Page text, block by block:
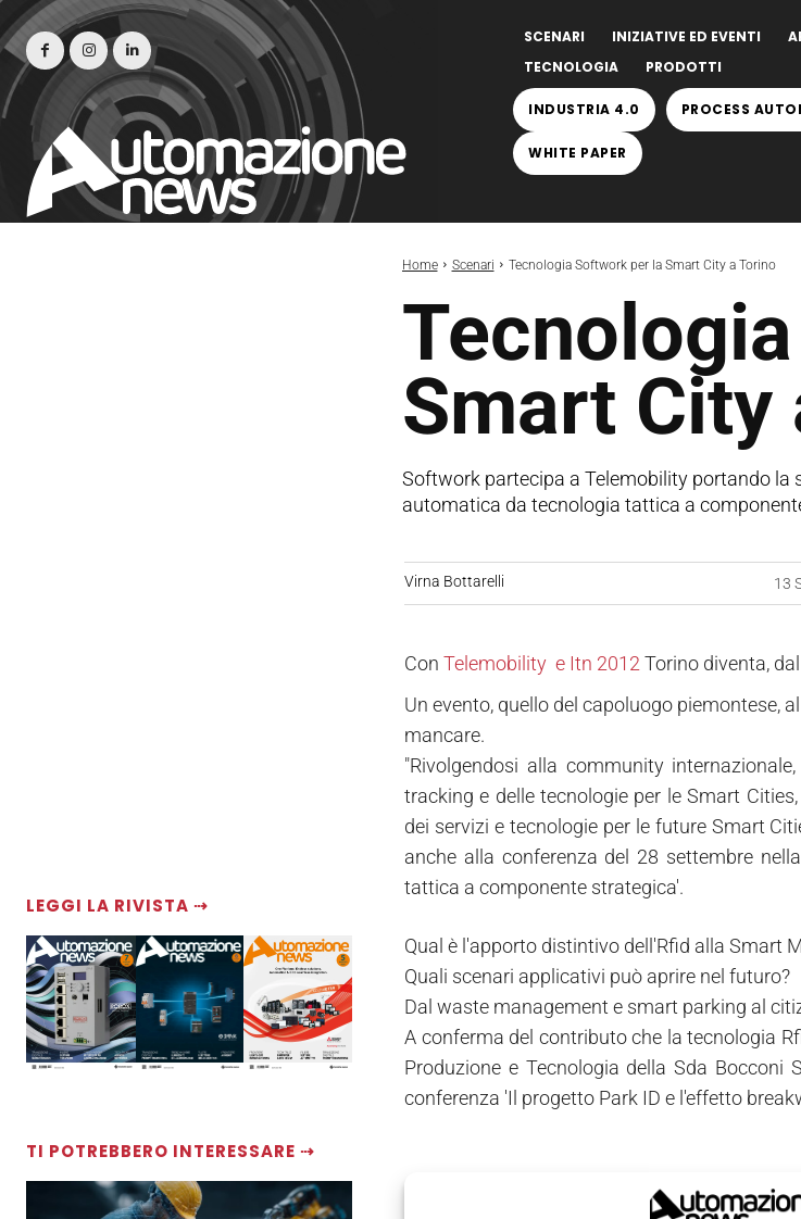
SCENARI INIZIATIVE ED EVENTI
TECNOLOGIA
PRODOTTI
INDUSTRIA 4.0 PROCESS
WHITE PAPER
Home Scenari Tecnologia Softwork per la Smart City a Torino
Smart City
Softwork partecipa a Telemobility portando la
automatica da tecnologia tattica a
LEGGI LA RIVISTA ⇢
TI POTREBBERO INTERESSARE ⇢
Virna Bottarelli 13
Con Telemobility e Itn 2012 Torino diventa,
Un evento, quello del capoluogo piemontese,
mancare.
"Rivolgendosi alla community
tracking e delle tecnologie per le Smart
dei servizi e tecnologie per le future Smart
anche alla conferenza del 28 settembre
tattica a componente strategica'.
Qual è l'apporto distintivo dell'Rfid alla Smart
Quali scenari applicativi può aprire nel futuro?
Dal waste management e smart parking al
A conferma del contributo che la tecnologia
Produzione e Tecnologia della Sda
conferenza 'Il progetto Park ID e l'effetto